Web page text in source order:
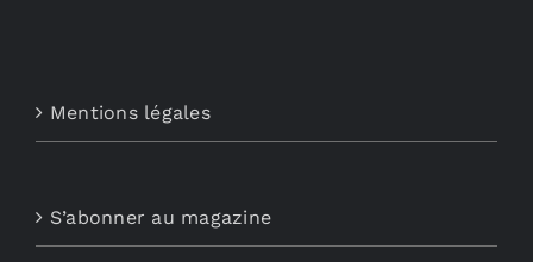
Mentions légales
S’abonner au magazine